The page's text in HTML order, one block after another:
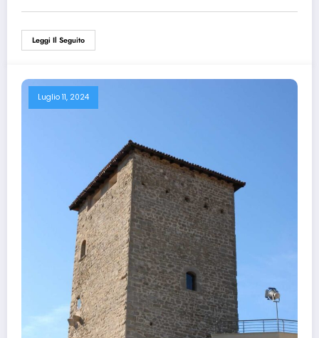
Leggi Il Seguito
Luglio 11, 2024